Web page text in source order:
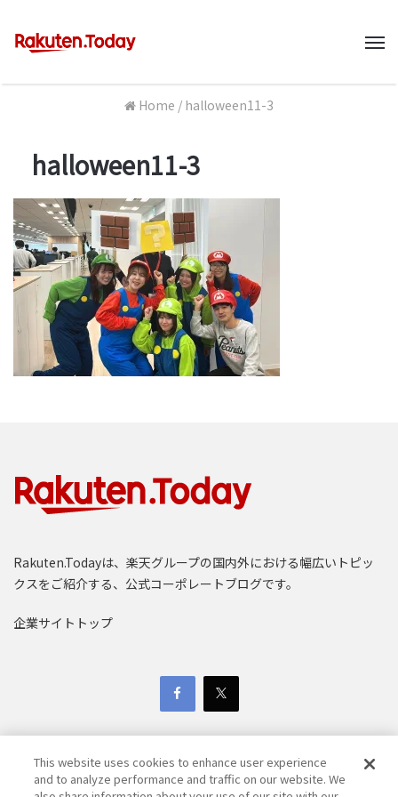
Home / halloween11-3
halloween11-3
Rakuten.Todayは、楽天グループの国内外における幅広いトピッ
クスをご紹介する、公式コーポレートブログです。
企業サイトトップ
This website uses cookies to enhance user experience
and to analyze performance and traffic on our website. We